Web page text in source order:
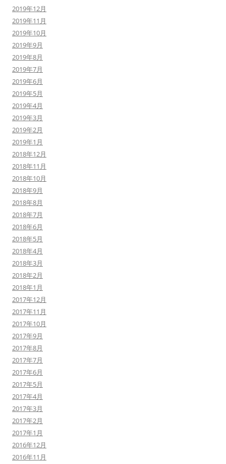
2019年12月
2019年11月
2019年10月
2019年9月
2019年8月
2019年7月
2019年6月
2019年5月
2019年4月
2019年3月
2019年2月
2019年1月
2018年12月
2018年11月
2018年10月
2018年9月
2018年8月
2018年7月
2018年6月
2018年5月
2018年4月
2018年3月
2018年2月
2018年1月
2017年12月
2017年11月
2017年10月
2017年9月
2017年8月
2017年7月
2017年6月
2017年5月
2017年4月
2017年3月
2017年2月
2017年1月
2016年12月
2016年11月